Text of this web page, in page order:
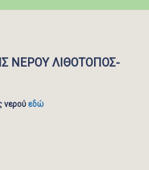
ΝΕΡΟΥ ΛΙΘΟΤΟΠΟΣ-
νερούεδώ